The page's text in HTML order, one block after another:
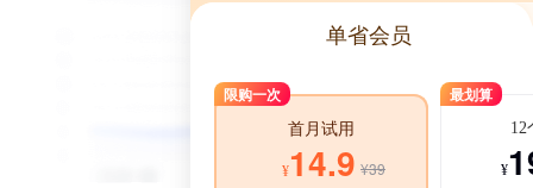
单省会员
限购一次
首月试用
¥14.9 ¥39
最划算
12
¥